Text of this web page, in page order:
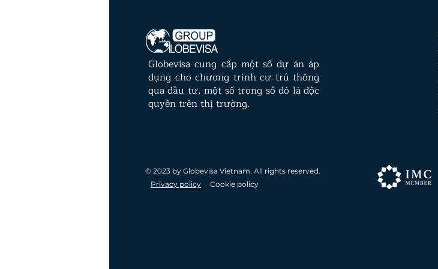
Globevisa cung cấp một số dự án áp
dụng cho chương trình cư trú thông
qua đầu tư, một số trong số đó là độc
quyền trên thị trường.
© 2023 by Globevisa Vietnam. All rights reserved.
Privacy policy
Cookie policy